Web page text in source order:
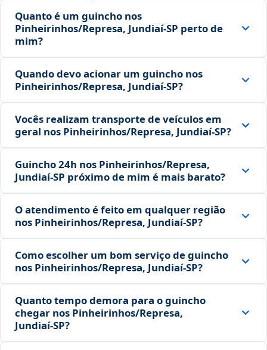
Quanto é um guincho nos
Pinheirinhos/Represa, Jundiaí‑SP perto de
mim?
Quando devo acionar um guincho nos
Pinheirinhos/Represa, Jundiaí‑SP?
Vocês realizam transporte de veículos em
geral nos Pinheirinhos/Represa, Jundiaí‑SP?
Guincho 24h nos Pinheirinhos/Represa,
Jundiaí‑SP próximo de mim é mais barato?
O atendimento é feito em qualquer região
nos Pinheirinhos/Represa, Jundiaí‑SP?
Como escolher um bom serviço de guincho
nos Pinheirinhos/Represa, Jundiaí‑SP?
Quanto tempo demora para o guincho
chegar nos Pinheirinhos/Represa,
Jundiaí‑SP?